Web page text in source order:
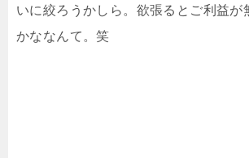
いに絞ろうかしら。欲張るとご利益が
かななんて。笑